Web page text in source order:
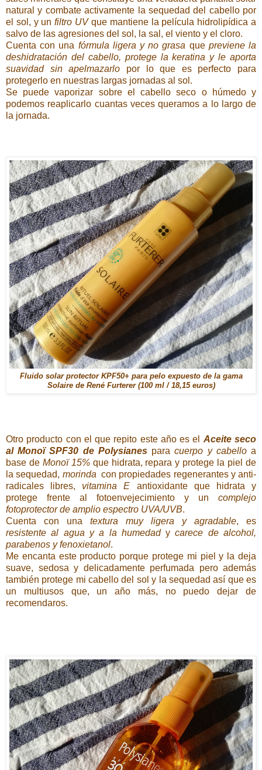
natural y combate activamente la sequedad del cabello por
el sol, y unfiltro UVque mantiene la película hidrolipídica a
salvo de las agresiones del sol, la sal, el viento y el cloro.
Cuenta con una fórmula ligera y no grasa que previene la
deshidratación del cabello, protege la keratina y le aporta
suavidad sin apelmazarlo por lo que es perfecto para
protegerlo en nuestras largas jornadas al sol.
Se puede vaporizar sobre el cabello seco o húmedo y
podemos reaplicarlo cuantas veces queramos a lo largo de
la jornada.
Fluido solar protector KPF50+ para pelo expuesto de la gama
Solaire de René Furterer (100 ml / 18,15 euros)
Otro producto con el que repito este año es el Aceite seco
al Monoï SPF30 de Polysianesparacuerpo y cabelloa
base de Monoï 15%que hidrata, repara y protege la piel de
la sequedad, morinda con propiedades regenerantes y anti-
radicales libres, vitamina E antioxidante que hidrata y
protege frente al fotoenvejecimiento y un complejo
fotoprotector de amplio espectro UVA/UVB.
Cuenta con una textura muy ligera y agradable, es
resistente al agua y a la humedadycarece de alcohol,
parabenos y fenoxietanol.
Me encanta este producto porque protege mi piel y la deja
suave, sedosa y delicadamente perfumada pero además
también protege mi cabello del sol y la sequedad así que es
un multiusos que, un año más, no puedo dejar de
recomendaros.